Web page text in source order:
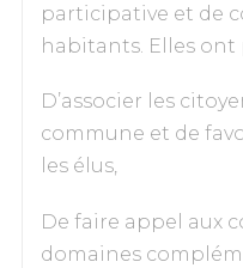
participative et de
habitants. Elles ont
D’associer les
commune et de
les élus,
De faire appel aux
domaines